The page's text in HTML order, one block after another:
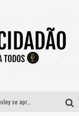
Paraná e Willian & Wesley se apresentam no Carretão Trevo Contagem nesta sexta-feira